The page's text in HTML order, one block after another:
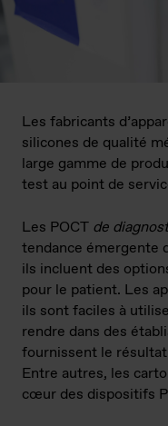
Les fabricants
silicones de qualité
large gamme de
test au point de
Les POCT de
tendance émergente
ils incluent des
pour le patient. Les
ils sont faciles à
rendre dans des
fournissent le
Entre autres, les
cœur des dispositifs